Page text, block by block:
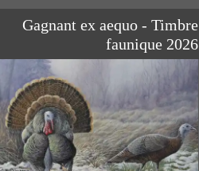
Gagnant ex aequo - Timbre
faunique 2026